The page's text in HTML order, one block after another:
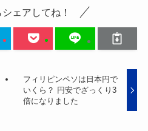
ェアしてね！
フィリピンペソは日本円で
いくら？ 円安でざっくり3
倍になりました